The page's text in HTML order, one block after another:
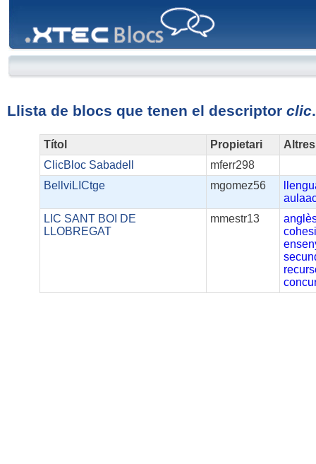
Llista de blocs que tenen el descriptor clic.
Títol Propietari
ClicBloc Sabadell
mferr298
BellviLICtge
mgomez56
LIC SANT BOI DE
LLOBREGAT
mmestr13